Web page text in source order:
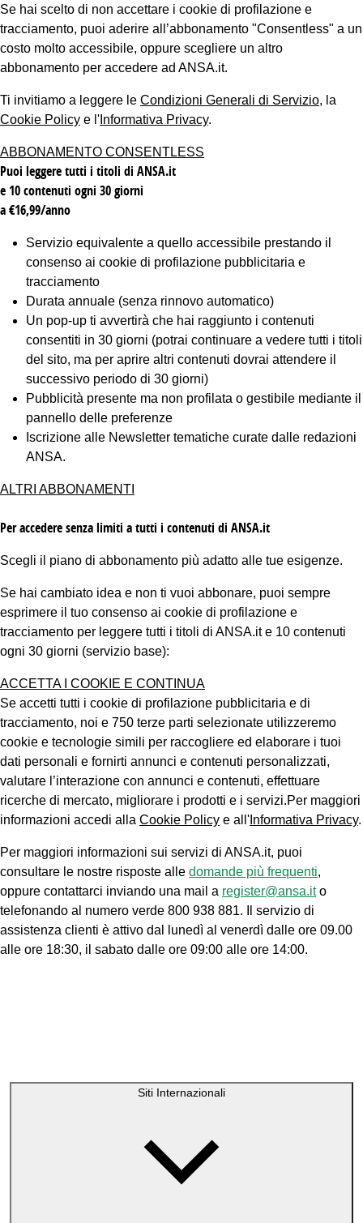
Se hai scelto di non accettare i cookie di profilazione e
tracciamento, puoi aderire all’abbonamento "Consentless" a un
costo molto accessibile, oppure scegliere un altro
abbonamento per accedere ad ANSA.it.
Ti invitiamo a leggere le Condizioni Generali di Servizio, la
Cookie Policy e l' Informativa Privacy.
ABBONAMENTO CONSENTLESS
Puoi leggere tutti i titoli di ANSA.it
e 10 contenuti ogni 30 giorni
a €16,99/anno
Servizio equivalente a quello accessibile prestando il
consenso ai cookie di profilazione pubblicitaria e
tracciamento
Durata annuale (senza rinnovo automatico)
Un pop-up ti avvertirà che hai raggiunto i contenuti
consentiti in 30 giorni (potrai continuare a vedere tutti i titoli
del sito, ma per aprire altri contenuti dovrai attendere il
successivo periodo di 30 giorni)
Pubblicità presente ma non profilata o gestibile mediante il
pannello delle preferenze
Iscrizione alle Newsletter tematiche curate dalle redazioni
ANSA.
ALTRI ABBONAMENTI
Per accedere senza limiti a tutti i contenuti di ANSA.it
Scegli il piano di abbonamento più adatto alle tue esigenze.
Se hai cambiato idea e non ti vuoi abbonare, puoi sempre
esprimere il tuo consenso ai cookie di profilazione e
tracciamento per leggere tutti i titoli di ANSA.it e 10 contenuti
ogni 30 giorni (servizio base):
ACCETTA I COOKIE E CONTINUA
Se accetti tutti i cookie di profilazione pubblicitaria e di
tracciamento, noi e 750 terze parti selezionate utilizzeremo
cookie e tecnologie simili per raccogliere ed elaborare i tuoi
dati personali e fornirti annunci e contenuti personalizzati,
valutare l’interazione con annunci e contenuti, effettuare
ricerche di mercato, migliorare i prodotti e i servizi.Per maggiori
informazioni accedi alla Cookie Policy e all' Informativa Privacy.
Per maggiori informazioni sui servizi di ANSA.it, puoi
consultare le nostre risposte alle domande più frequenti,
oppure contattarci inviando una mail a register@ansa.ito
telefonando al numero verde 800 938 881. Il servizio di
assistenza clienti è attivo dal lunedì al venerdì dalle ore 09.00
alle ore 18:30, il sabato dalle ore 09:00 alle ore 14:00.
Siti Internazionali